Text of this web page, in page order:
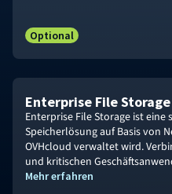
Optional
Enterprise File Storage
Enterprise File Storage ist
Speicherlösung auf Basis von
OVHcloud verwaltet wird.
und kritischen
leistungsstarken
Mehr erfahren